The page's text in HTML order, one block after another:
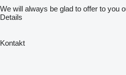
We will always be glad to offer to you
Details
Kontakt